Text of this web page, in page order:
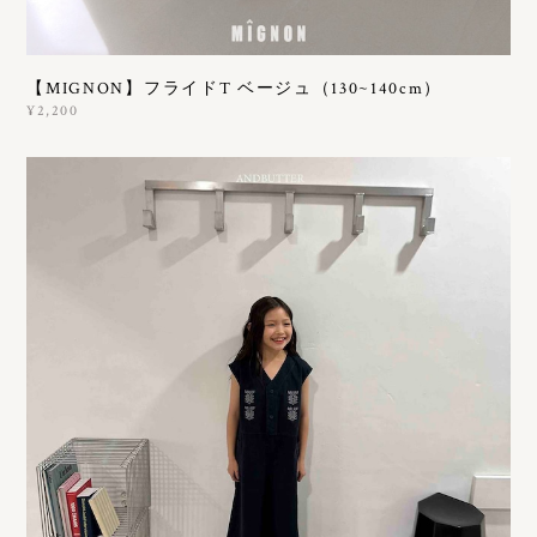
【MIGNON】フライドT ベージュ（130~140cm）
¥2,200